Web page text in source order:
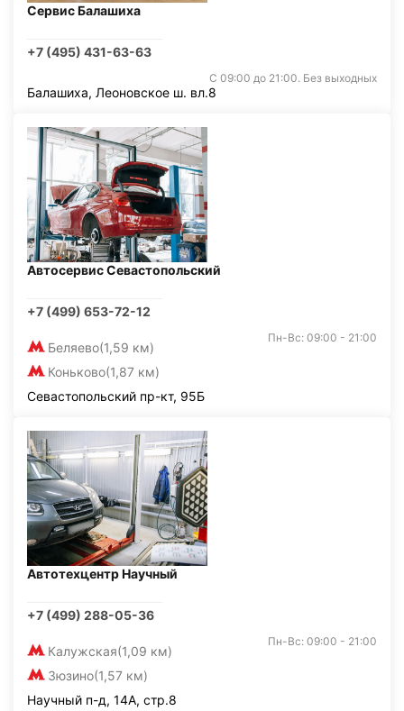
Сервис Балашиха
+7 (495) 431-63-63
С 09:00 до 21:00. Без выходных
Балашиха, Леоновское ш. вл.8
Автосервис Севастопольский
+7 (499) 653-72-12
Беляево(1,59 км)
Коньково(1,87 км)
Пн-Вс: 09:00 - 21:00
Севастопольский пр-кт, 95Б
Автотехцентр Научный
+7 (499) 288-05-36
Калужская(1,09 км)
Зюзино(1,57 км)
Пн-Вс: 09:00 - 21:00
Научный п-д, 14А, стр.8